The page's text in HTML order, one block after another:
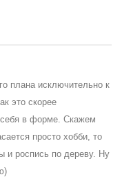
плана исключительно к
это скорее
в форме. Скажем
просто хобби, то
и роспись по дереву. Ну